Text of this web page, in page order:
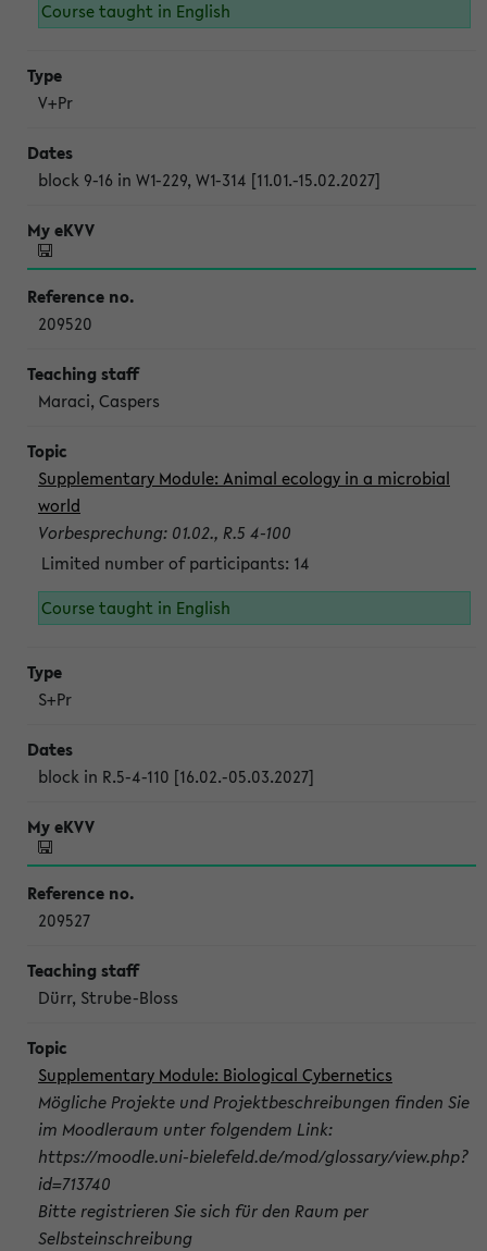
Course taught in English
V+Pr
block 9-16 in W1-229, W1-314 [11.01.-15.02.2027]
209520
Maraci, Caspers
Supplementary Module: Animal ecology in a microbial
world
Vorbesprechung: 01.02., R.5 4-100
Limited number of participants: 14
Course taught in English
S+Pr
block in R.5-4-110 [16.02.-05.03.2027]
209527
Dürr, Strube-Bloss
Supplementary Module: Biological Cybernetics
Mögliche Projekte und Projektbeschreibungen finden Sie
im Moodleraum unter folgendem Link:
https://moodle.uni-bielefeld.de/mod/glossary/view.php?
id=713740
Bitte registrieren Sie sich für den Raum per
Selbsteinschreibung